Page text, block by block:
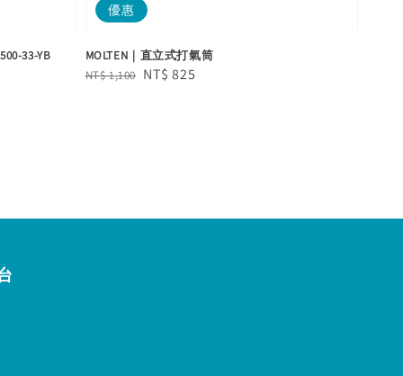
33-YB
優惠
MOLTEN｜直立式打氣筒
Regular
NT$ 1,100 Sale
NT$ 825